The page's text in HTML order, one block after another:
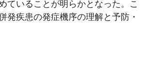
ていることが明らかとなった。こ
発疾患の発症機序の理解と予防・